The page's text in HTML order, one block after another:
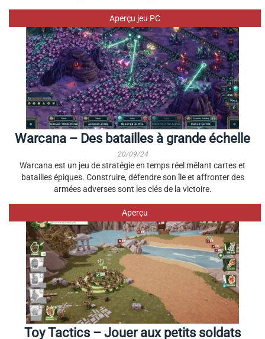
Aperçu jeu PC
Warcana – Des batailles à grande échelle
20/09/24
Warcana est un jeu de stratégie en temps réel mêlant cartes et
batailles épiques. Construire, défendre son île et affronter des
armées adverses sont les clés de la victoire.
Aperçu
Toy Tactics – Jouer aux petits soldats